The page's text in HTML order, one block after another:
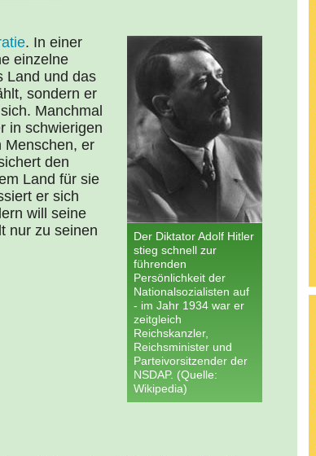
Der Diktator Adolf Hitler
stieg schnell zur
führenden
Persönlichkeit der
Nationalsozialisten auf
- im Jahr 1934 war er
zeitgleich
Reichskanzler,
Reichsminister und
Parteivorsitzender der
NSDAP. (Quelle:
Wikipedia)
. In einer
einzelne
Land und das
sondern er
Manchmal
in schwierigen
Menschen, er
den
Land für sie
er sich
will seine
nur zu seinen